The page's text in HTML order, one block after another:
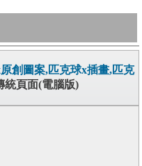
創圖案,匹克球x插畫,匹克
統頁面(電腦版)